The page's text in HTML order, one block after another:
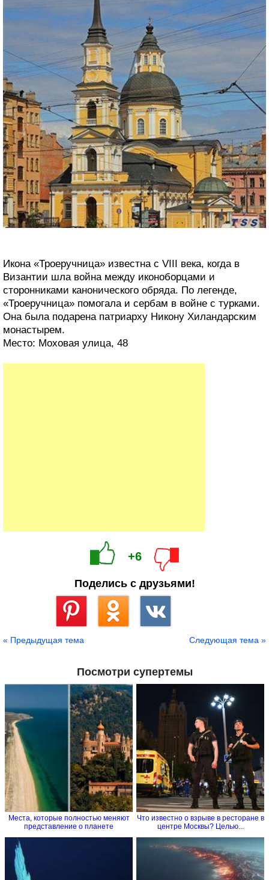
Икона «Троеручница» известна с VIII века, когда в
Византии шла война между иконоборцами и
сторонниками канонического обряда. По легенде,
«Троеручница» помогала и сербам в войне с турками.
Она была подарена патриарху Никону Хиландарским
монастырем.
Место: Моховая улица, 48
+6
Поделись с друзьями!
« Предыдущая тема Следующая тема »
Посмотри супертемы
Места, которые полностью меняют
представление о планете
Что известно о взрыве в ресторане в
центре Москвы? Целью...